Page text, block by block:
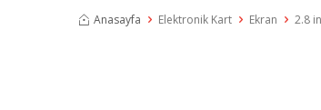
Anasayfa Elektronik Kart Ekran 2.8